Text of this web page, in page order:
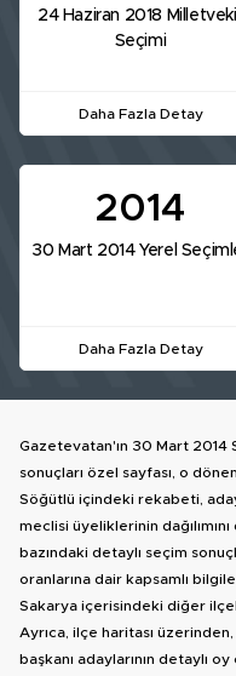
24 Haziran 2018
Seçimi
Daha Fazla Detay
2014
30 Mart 2014 Yerel
Daha Fazla Detay
Gazetevatan'ın 30 Mart 2014
sonuçları özel sayfası, o
Söğütlü içindeki rekabeti,
meclisi üyeliklerinin
bazındaki detaylı seçim
oranlarına dair kapsamlı
Sakarya içerisindeki diğer
Ayrıca, ilçe haritası
başkanı adaylarının detaylı